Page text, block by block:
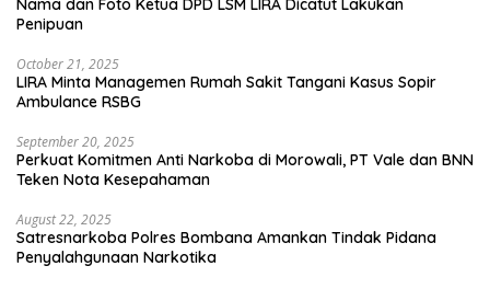
Nama dan Foto Ketua DPD LSM LIRA Dicatut Lakukan
Penipuan
October 21, 2025
LIRA Minta Managemen Rumah Sakit Tangani Kasus Sopir
Ambulance RSBG
September 20, 2025
Perkuat Komitmen Anti Narkoba di Morowali, PT Vale dan BNN
Teken Nota Kesepahaman
August 22, 2025
Satresnarkoba Polres Bombana Amankan Tindak Pidana
Penyalahgunaan Narkotika